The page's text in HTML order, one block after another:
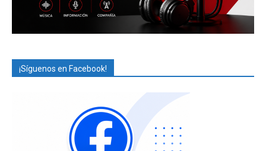
¡Síguenos en Facebook!